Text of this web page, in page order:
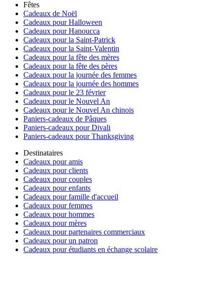
Fêtes
Cadeaux de Noël
Cadeaux pour Halloween
Cadeaux pour Hanoucca
Cadeaux pour la Saint-Patrick
Cadeaux pour la Saint-Valentin
Cadeaux pour la fête des mères
Cadeaux pour la fête des pères
Cadeaux pour la journée des femmes
Cadeaux pour la journée des hommes
Cadeaux pour le 23 février
Cadeaux pour le Nouvel An
Cadeaux pour le Nouvel An chinois
Paniers-cadeaux de Pâques
Paniers-cadeaux pour Divali
Paniers-cadeaux pour Thanksgiving
Destinataires
Cadeaux pour amis
Cadeaux pour clients
Cadeaux pour couples
Cadeaux pour enfants
Cadeaux pour famille d'accueil
Cadeaux pour femmes
Cadeaux pour hommes
Cadeaux pour mères
Cadeaux pour partenaires commerciaux
Cadeaux pour un patron
Cadeaux pour étudiants en échange scolaire